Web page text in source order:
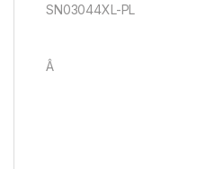
SN03044XL-PL
Â